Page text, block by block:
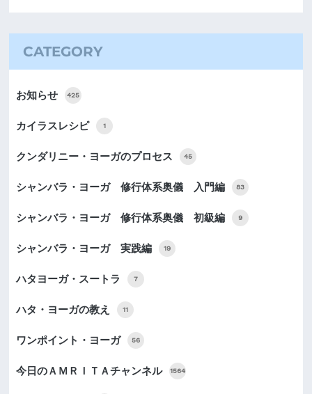
CATEGORY
お知らせ 425
カイラスレシピ 1
クンダリニー・ヨーガのプロセス 45
シャンバラ・ヨーガ 修行体系奥儀 入門編 83
シャンバラ・ヨーガ 修行体系奥儀 初級編 9
シャンバラ・ヨーガ 実践編 19
ハタヨーガ・スートラ 7
ハタ・ヨーガの教え 11
ワンポイント・ヨーガ 56
今日のＡＭＲＩＴＡチャンネル 1564